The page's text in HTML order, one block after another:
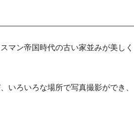
スマン帝国時代の古い家並みが美しく
いろいろな場所で写真撮影ができ、